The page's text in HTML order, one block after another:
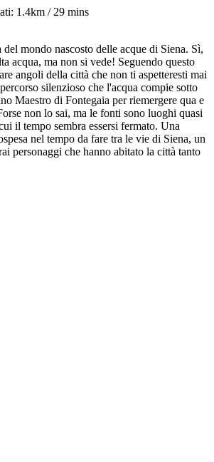
1.4km / 29 mins
mondo nascosto delle acque di Siena. Sì,
acqua, ma non si vede! Seguendo questo
angoli della città che non ti aspetteresti mai
silenzioso che l'acqua compie sotto
Maestro di Fontegaia per riemergere qua e
non lo sai, ma le fonti sono luoghi quasi
il tempo sembra essersi fermato. Una
nel tempo da fare tra le vie di Siena, un
personaggi che hanno abitato la città tanto